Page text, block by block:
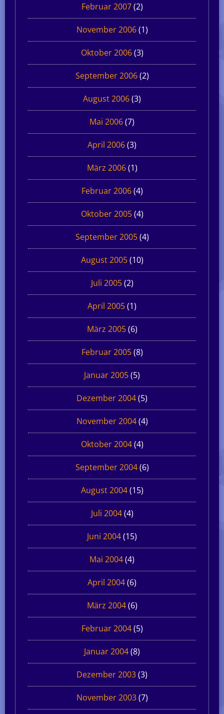
Februar 2007(2)
November 2006(1)
Oktober 2006(3)
September 2006(2)
August 2006(3)
Mai 2006(7)
April 2006(3)
März 2006(1)
Februar 2006(4)
Oktober 2005(4)
September 2005(4)
August 2005(10)
Juli 2005(2)
April 2005(1)
März 2005(6)
Februar 2005(8)
Januar 2005(5)
Dezember 2004(5)
November 2004(4)
Oktober 2004(4)
September 2004(6)
August 2004(15)
Juli 2004(4)
Juni 2004(15)
Mai 2004(4)
April 2004(6)
März 2004(6)
Februar 2004(5)
Januar 2004(8)
Dezember 2003(3)
November 2003(7)